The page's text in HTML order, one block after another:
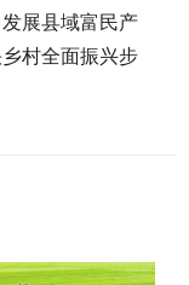
展县域富民产
村全面振兴步